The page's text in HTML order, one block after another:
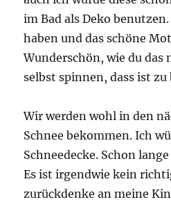
im Bad als Deko
haben und das schöne
Wunderschön, wie du das
selbst spinnen, dass ist zu
Wir werden wohl in den
Schnee bekommen. Ich
Schneedecke. Schon
Es ist irgendwie kein
zurückdenke an meine